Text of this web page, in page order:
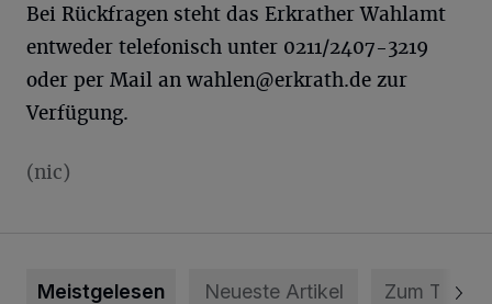
Bei Rückfragen steht das Erkrather Wahlamt
entweder telefonisch unter 0211/2407-3219
oder per Mail an wahlen@erkrath.de zur
Verfügung.
(nic)
Meistgelesen Neueste Artikel Zum Thema